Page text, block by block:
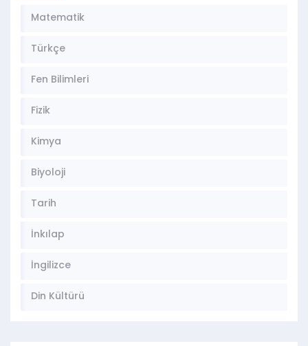
Matematik
Türkçe
Fen Bilimleri
Fizik
Kimya
Biyoloji
Tarih
İnkılap
İngilizce
Din Kültürü